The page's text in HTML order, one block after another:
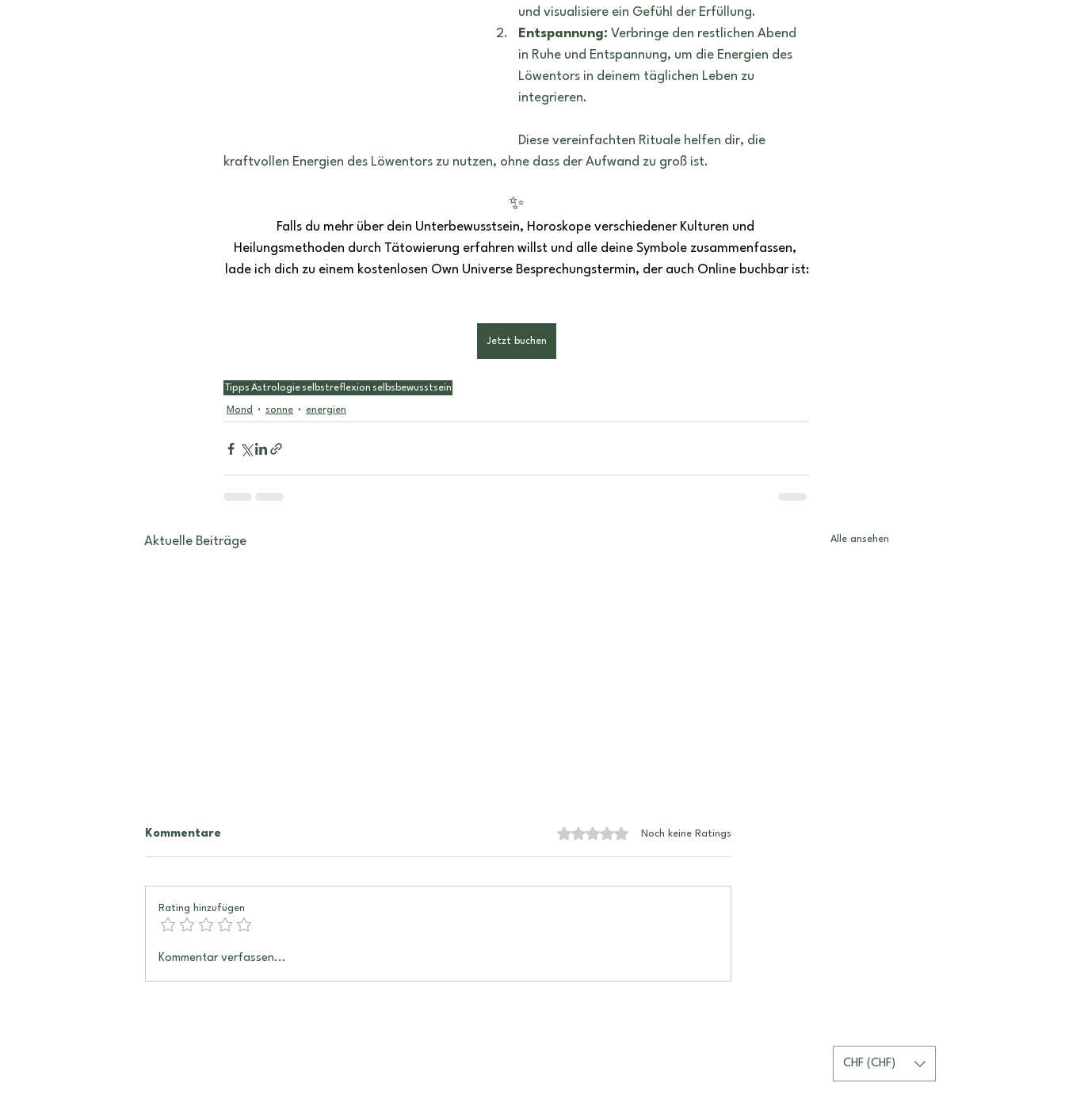
und visualisiere ein Gefühl der Erfüllung.
Entspannung: Verbringe den restlichen Abend
in Ruhe und Entspannung, um die Energien des
Löwentors in deinem täglichen Leben zu
integrieren.
Diese vereinfachten Rituale helfen dir, die
kraftvollen Energien des Löwentors zu nutzen, ohne dass der Aufwand zu groß ist.
✨
Falls du mehr über dein Unterbewusstsein, Horoskope verschiedener Kulturen und
Heilungsmethoden durch Tätowierung erfahren willst und alle deine Symbole zusammenfassen,
lade ich dich zu einem kostenlosen Own Universe Besprechungstermin, der auch Online buchbar ist:
Jetzt buchen
Tipps Astrologieselbstreflexion selbsbewusstsein
Mond sonne energien
Aktuelle Beiträge Alle ansehen
Männlichkeit und
Astrologie
August 2024
Kommentare Mit 0 von 5 Sternen bewertet.
Noch keine Ratings
Rating hinzufügen
Kommentar verfassen...
CHF (CHF)